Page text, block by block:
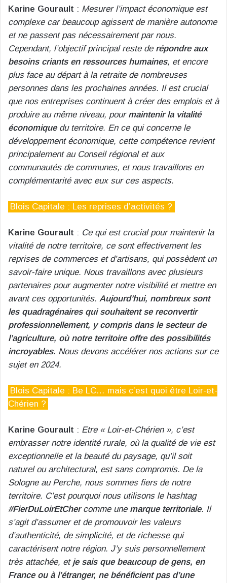
Karine Gourault : Mesurer l’impact économique est
complexe car beaucoup agissent de manière autonome
et ne passent pas nécessairement par nous.
Cependant, l’objectif principal reste de répondre aux
besoins criants en ressources humaines, et encore
plus face au départ à la retraite de nombreuses
personnes dans les prochaines années. Il est crucial
que nos entreprises continuent à créer des emplois et à
produire au même niveau, pour maintenir la vitalité
économiquedu territoire. En ce qui concerne le
développement économique, cette compétence revient
principalement au Conseil régional et aux
communautés de communes, et nous travaillons en
complémentarité avec eux sur ces aspects.
Blois Capitale : Les reprises d’activités ?
Karine Gourault : Ce qui est crucial pour maintenir la
vitalité de notre territoire, ce sont effectivement les
reprises de commerces et d’artisans, qui possèdent un
savoir-faire unique. Nous travaillons avec plusieurs
partenaires pour augmenter notre visibilité et mettre en
avant ces opportunités. Aujourd’hui, nombreux sont
les quadragénaires qui souhaitent se reconvertir
professionnellement, y compris dans le secteur de
l’agriculture, où notre territoire offre des possibilités
incroyables. Nous devons accélérer nos actions sur ce
sujet en 2024.
Blois Capitale : Be LC… mais c’est quoi être Loir-et-
Chérien ?
Karine Gourault : Etre « Loir-et-Chérien », c’est
embrasser notre identité rurale, où la qualité de vie est
exceptionnelle et la beauté du paysage, qu’il soit
naturel ou architectural, est sans compromis. De la
Sologne au Perche, nous sommes fiers de notre
territoire. C’est pourquoi nous utilisons le hashtag
#FierDuLoirEtChercomme une marque territoriale. Il
s’agit d’assumer et de promouvoir les valeurs
d’authenticité, de simplicité, et de richesse qui
caractérisent notre région. J’y suis personnellement
très attachée, et je sais que beaucoup de gens, en
France ou à l’étranger, ne bénéficient pas d’une